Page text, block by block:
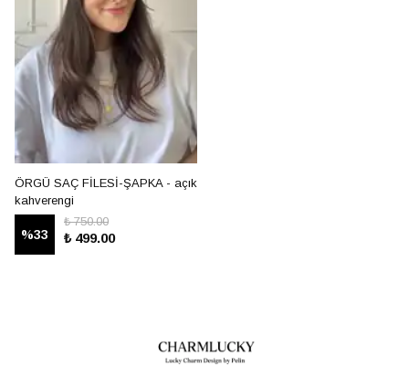
ÖRGÜ SAÇ FİLESİ-ŞAPKA - açık
kahverengi
%33
₺ 750.00
₺ 499.00